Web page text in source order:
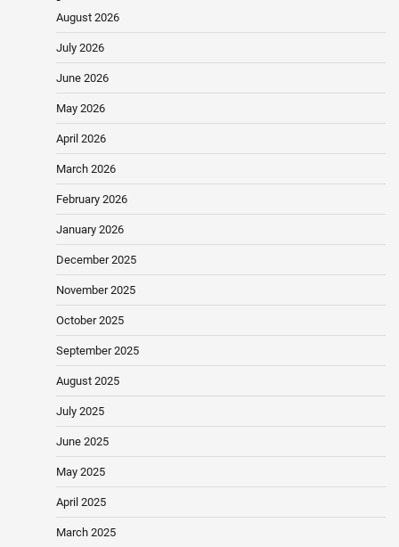
August 2026
July 2026
June 2026
May 2026
April 2026
March 2026
February 2026
January 2026
December 2025
November 2025
October 2025
September 2025
August 2025
July 2025
June 2025
May 2025
April 2025
March 2025